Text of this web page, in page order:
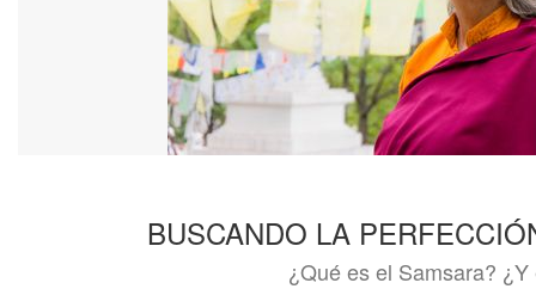
BUSCANDO LA
¿Qué es el Samsara?